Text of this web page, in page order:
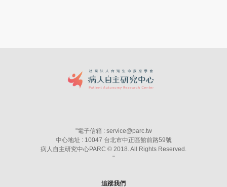
"電子信箱 : service@parc.tw
中心地址 : 10047 台北市中正區館前路59號
病人自主研究中心PARC © 2018. All Rights Reserved.
"
追蹤我們